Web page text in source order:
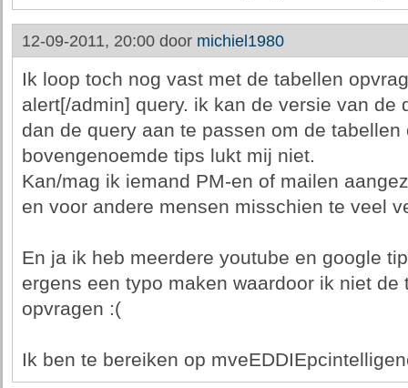
12-09-2011, 20:00 door michiel1980
Ik loop toch nog vast met de tabellen
alert[/admin] query. ik kan de versie van de
dan de query aan te passen om de tabellen
bovengenoemde tips lukt mij niet.
Kan/mag ik iemand PM-en of mailen
en voor andere mensen misschien te veel
En ja ik heb meerdere youtube en google
ergens een typo maken waardoor ik niet
opvragen :(
Ik ben te bereiken op